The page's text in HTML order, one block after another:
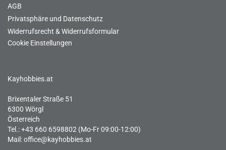
AGB
Privatsphäre und Datenschutz
Widerrufsrecht & Widerrufsformular
Cookie Einstellungen
Kayhobbies.at
Brixentaler Straße 51
6300 Wörgl
Österreich
Tel.: +43 660 6598802 (Mo-Fr 09:00-12:00)
Mail:office@kayhobbies.at